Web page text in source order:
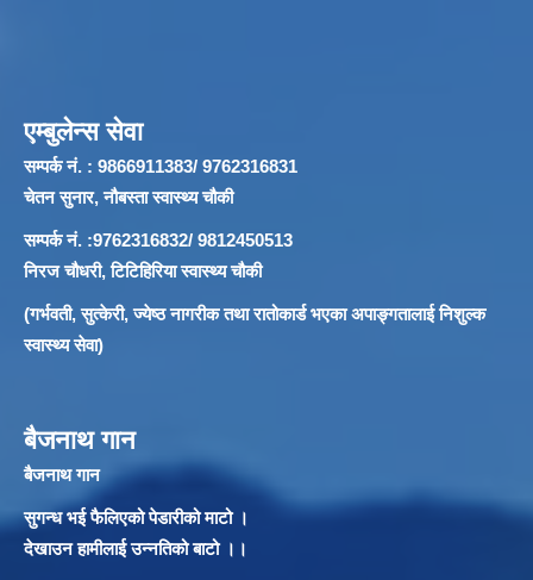
एम्बुलेन्स सेवा
सम्पर्क नं. : 9866911383/ 9762316831
चेतन सुनार, नौबस्ता स्वास्थ्य चौकी
सम्पर्क नं. :9762316832/ 9812450513
निरज चौधरी, टिटिहिरिया स्वास्थ्य चौकी
(गर्भवती, सुत्केरी, ज्येष्ठ नागरीक तथा रातोकार्ड भएका अपाङ्गतालाई निशुल्क
स्वास्थ्य सेवा)
बैजनाथ गान
बैजनाथ गान
सुगन्ध भई फैलिएको पेडारीको माटो ।
देखाउन हामीलाई उन्नतिको बाटो ।।